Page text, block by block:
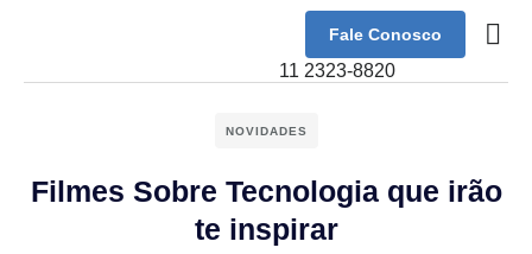
Fale Conosco
11 2323-8820
NOVIDADES
Filmes Sobre Tecnologia que irão
te inspirar